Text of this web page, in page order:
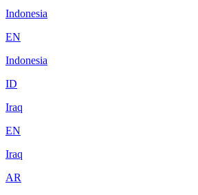
Indonesia
EN
Indonesia
ID
Iraq
EN
Iraq
AR